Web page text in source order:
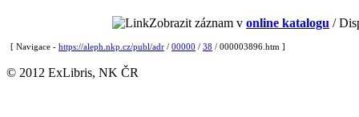
Zobrazit záznam v online katalogu /
[ Navigace - https://aleph.nkp.cz/publ/adr / 00000 / 38 / 000003896.htm ]
© 2012 ExLibris, NK ČR